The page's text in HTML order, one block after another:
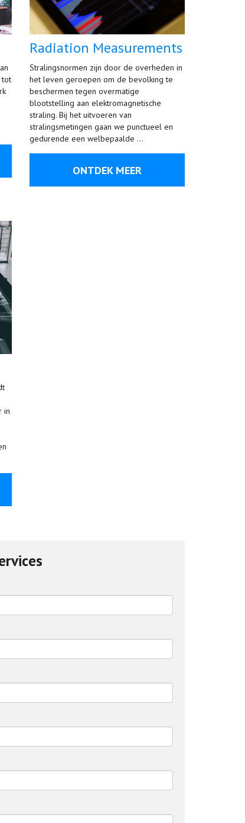
tot
Radiation Measurements
Stralingsnormen zijn door de overheden in
het leven geroepen om de bevolking te
beschermen tegen overmatige
blootstelling aan elektromagnetische
straling. Bij het uitvoeren van
stralingsmetingen gaan we punctueel en
gedurende een welbepaalde …
ONTDEK MEER
in